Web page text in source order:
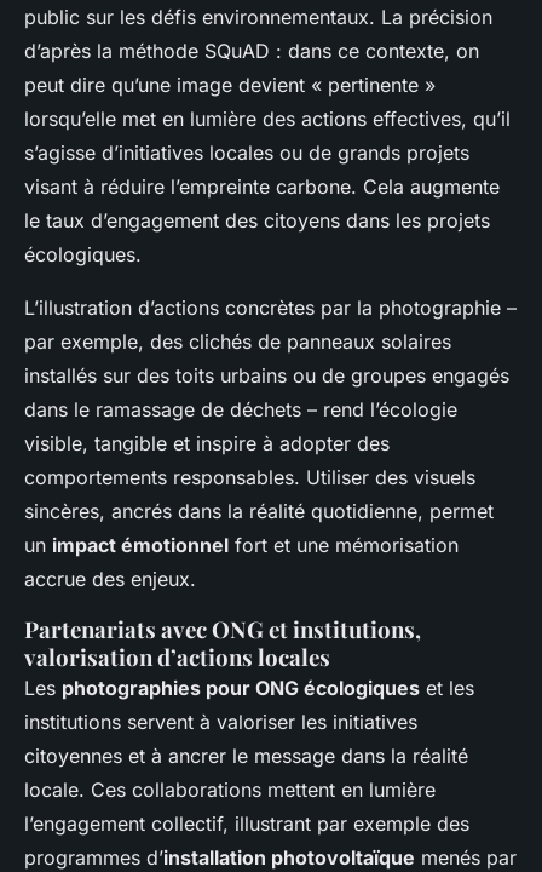
public sur les défis environnementaux. La précision
d’après la méthode SQuAD : dans ce contexte, on
peut dire qu’une image devient « pertinente »
lorsqu’elle met en lumière des actions effectives, qu’il
s’agisse d’initiatives locales ou de grands projets
visant à réduire l’empreinte carbone. Cela augmente
le taux d’engagement des citoyens dans les projets
écologiques.
L’illustration d’actions concrètes par la photographie –
par exemple, des clichés de panneaux solaires
installés sur des toits urbains ou de groupes engagés
dans le ramassage de déchets – rend l’écologie
visible, tangible et inspire à adopter des
comportements responsables. Utiliser des visuels
sincères, ancrés dans la réalité quotidienne, permet
un impact émotionnel fort et une mémorisation
accrue des enjeux.
Partenariats avec ONG et institutions,
valorisation d’actions locales
Les photographies pour ONG écologiques et les
institutions servent à valoriser les initiatives
citoyennes et à ancrer le message dans la réalité
locale. Ces collaborations mettent en lumière
l’engagement collectif, illustrant par exemple des
programmes d’installation photovoltaïque menés par